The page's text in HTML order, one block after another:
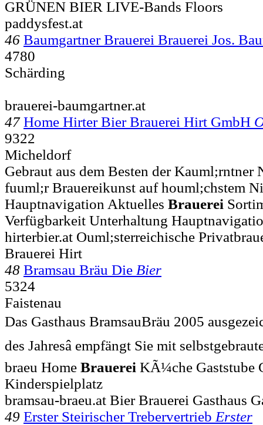
GRÜNEN BIER LIVE-Bands Floors
paddysfest.at
46 Baumgartner Brauerei Brauerei Jos.
4780
Schärding
brauerei-baumgartner.at
47 Home Hirter Bier Brauerei Hirt GmbH
9322
Micheldorf
Gebraut aus dem Besten der Kauml;rntner
fuuml;r Brauereikunst auf houml;chstem
Hauptnavigation Aktuelles Brauerei
Verfügbarkeit Unterhaltung
hirterbier.at Ouml;sterreichische
Brauerei Hirt
48 Bramsau Bräu Die Bier
5324
Faistenau
Das Gasthaus BramsauBräu 2005
des Jahresâ empfängt Sie mit
braeu Home Brauerei KÃ¼che Gaststube
Kinderspielplatz
bramsau-braeu.at Bier Brauerei Gasthaus
49 Erster Steirischer Trebervertrieb Erster